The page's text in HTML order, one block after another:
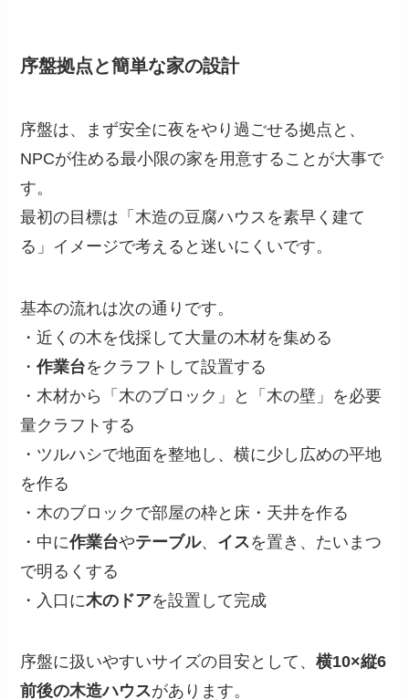
序盤拠点と簡単な家の設計
序盤は、まず安全に夜をやり過ごせる拠点と、
NPCが住める最小限の家を用意することが大事で
す。
最初の目標は「木造の豆腐ハウスを素早く建て
る」イメージで考えると迷いにくいです。
基本の流れは次の通りです。
・近くの木を伐採して大量の木材を集める
・作業台をクラフトして設置する
・木材から「木のブロック」と「木の壁」を必要
量クラフトする
・ツルハシで地面を整地し、横に少し広めの平地
を作る
・木のブロックで部屋の枠と床・天井を作る
・中に作業台やテーブル、 イスを置き、たいまつ
で明るくする
・入口に木のドアを設置して完成
序盤に扱いやすいサイズの目安として、横10×縦6
前後の木造ハウスがあります。